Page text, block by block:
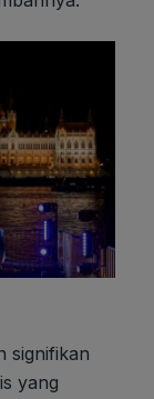
signifikan
yang